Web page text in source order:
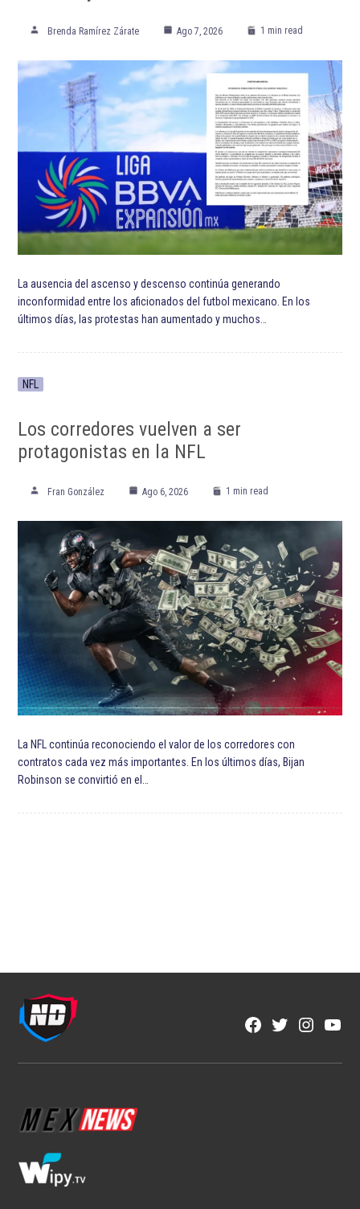
ETIQUETADO: Club Necaxa Cruz Azul Fútbol Club
Destacadas Javier Eduardo López Liga MX
Liga MX Apertura 2022 MLS San Jose Earthquakes
Estos son los favoritos para conquistar